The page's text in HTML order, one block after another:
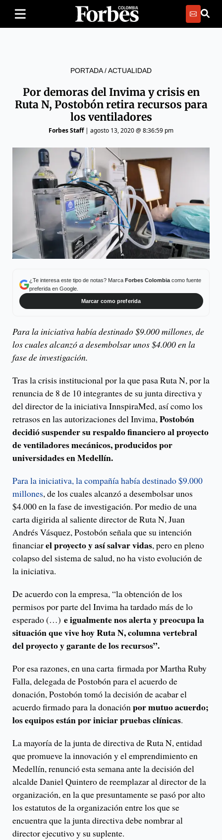
PORTADA/ACTUALIDAD
Por demoras del Invima y crisis en
Ruta N, Postobón retira recursos para
los ventiladores
Forbes Staff| agosto 13, 2020 @ 8:36:59 pm
¿Te interesa este tipo de notas? Marca Forbes Colombiacomo fuente
preferida en Google.
Marcar como preferida
Para la iniciativa había destinado $9.000 millones, de
los cuales alcanzó a desembolsar unos $4.000 en la
fase de investigación.
Tras la crisis institucional por la que pasa Ruta N, por la
renuncia de 8 de 10 integrantes de su junta directiva y
del director de la iniciativa InnspiraMed, así como los
retrasos en las autorizaciones del Invima,Postobón
decidió suspender su respaldo financiero al proyecto
de ventiladores mecánicos, producidos por
universidades en Medellín.
Para la iniciativa, la compañía había destinado $9.000
millones, de los cuales alcanzó a desembolsar unos
$4.000 en la fase de investigación. Por medio de una
carta digirida al saliente director de Ruta N, Juan
Andrés Vásquez, Postobón señala que su intención
financiarel proyecto y así salvar vidas, pero en pleno
colapso del sistema de salud, no ha visto evolución de
la iniciativa.
De acuerdo con la empresa, “la obtención de los
permisos por parte del Invima ha tardado más de lo
esperado (…) e igualmente nos alerta y preocupa la
situación que vive hoy Ruta N, columna vertebral
del proyecto y garante de los recursos”.
Por esa razones, en una carta firmada por Martha Ruby
Falla, delegada de Postobón para el acuerdo de
donación, Postobón tomó la decisión de acabar el
acuerdo firmado para la donaciónpor mutuo acuerdo;
los equipos están por iniciar pruebas clínicas.
La mayoría de la junta de directiva de Ruta N, entidad
que promueve la innovación y el emprendimiento en
Medellín, renunció esta semana ante la decisión del
alcalde Daniel Quintero de reemplazar al director de la
organización, en la que presuntamente se pasó por alto
los estatutos de la organización entre los que se
encuentra que la junta directiva debe nombrar al
director ejecutivo y su suplente.